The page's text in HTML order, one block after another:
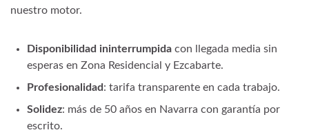
nuestro motor.
Disponibilidad ininterrumpida con llegada media sin
esperas en Zona Residencial y Ezcabarte.
Profesionalidad : tarifa transparente en cada trabajo.
Solidez: más de 50 años en Navarra con garantía por
escrito.